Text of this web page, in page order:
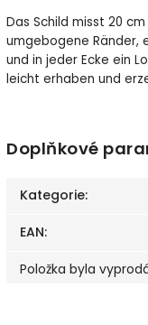
Das Schild misst 20
umgebogene Ränder,
und in jeder Ecke ein
leicht erhaben und
Doplňkové
Kategorie:
EAN:
Položka byla